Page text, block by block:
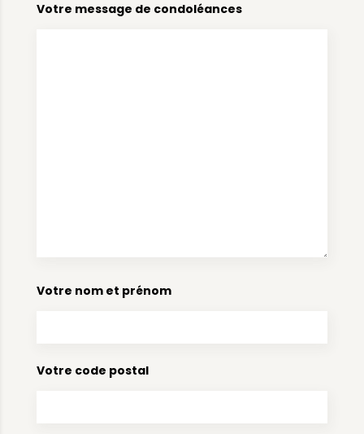
Votre message de condoléances
Votre nom et prénom
Votre code postal